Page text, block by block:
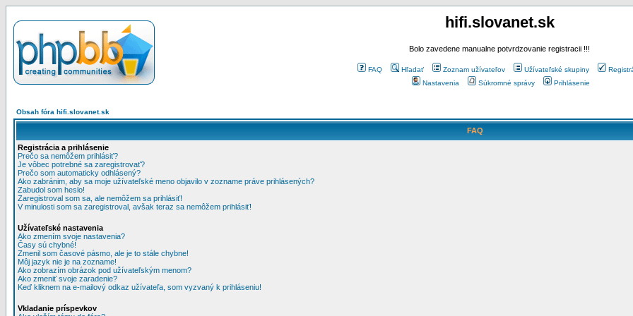
hifi.slovanet.sk
Bolo zavedene manualne potvrdzovanie registracii !!!
FAQ Hľadať Zoznam užívateľov Užívateľské skupiny
Nastavenia
Súkromné správy Prihlásenie
Obsah fóra hifi.slovanet.sk
FAQ
Registrácia a prihlásenie
Prečo sa nemôžem prihlásiť?
Je vôbec potrebné sa zaregistrovať?
Prečo som automaticky odhlásený?
Ako zabránim, aby sa moje užívateľské meno objavilo v zozname práve prihlásených?
Zabudol som heslo!
Zaregistroval som sa, ale nemôžem sa prihlásiť!
V minulosti som sa zaregistroval, avšak teraz sa nemôžem prihlásiť!
Užívateľské nastavenia
Ako zmením svoje nastavenia?
Časy sú chybné!
Zmenil som časové pásmo, ale je to stále chybne!
Môj jazyk nie je na zozname!
Ako zobrazím obrázok pod užívateľským menom?
Ako zmeniť svoje zaradenie?
Keď kliknem na e-mailový odkaz užívateľa, som vyzvaný k prihláseniu!
Vkladanie príspevkov